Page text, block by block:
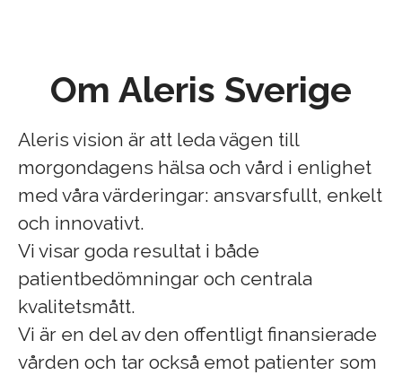
Om Aleris Sverige
Aleris vision är att leda vägen till
morgondagens hälsa och vård i enlighet
med våra värderingar: ansvarsfullt, enkelt
och innovativt.
Vi visar goda resultat i både
patientbedömningar och centrala
kvalitetsmått.
Vi är en del av den offentligt finansierade
vården och tar också emot patienter som